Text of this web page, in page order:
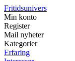
Fritidsunivers
Min konto
Register
Mail nyheter
Kategorier
Erfaring